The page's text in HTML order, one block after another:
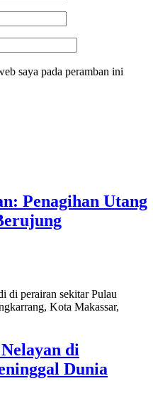
saya pada peramban ini
Penagihan Utang
di
Dunia